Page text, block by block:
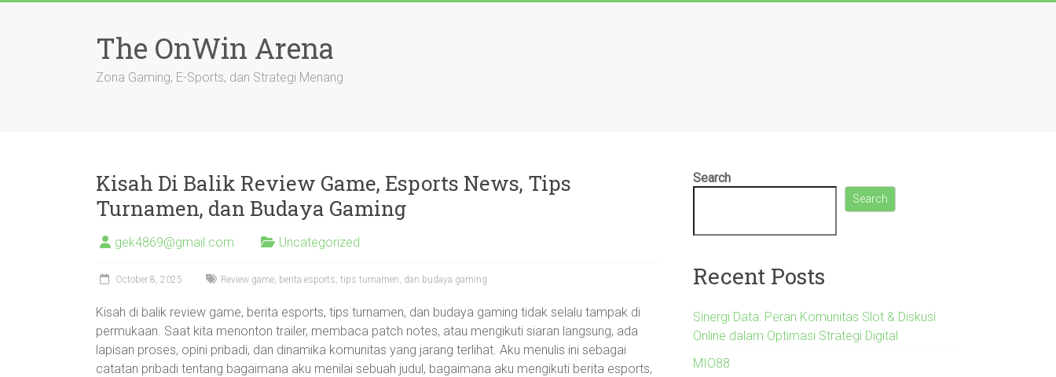
The OnWin Arena
Zona Gaming, E-Sports, dan Strategi Menang
Kisah Di Balik Review Game, Esports News, Tips
Turnamen, dan Budaya Gaming
gek4869@gmail.com Uncategorized
October 8, 2025 Review game, berita esports, tips turnamen, dan budaya gaming
Kisah di balik review game, berita esports, tips turnamen, dan budaya gaming tidak selalu tampak di
permukaan. Saat kita menonton trailer, membaca patch notes, atau mengikuti siaran langsung, ada
lapisan proses, opini pribadi, dan dinamika komunitas yang jarang terlihat. Aku menulis ini sebagai
catatan pribadi tentang bagaimana aku menilai sebuah judul, bagaimana aku mengikuti berita esports,
Search
Search
Recent Posts
Sinergi Data: Peran Komunitas Slot & Diskusi
Online dalam Optimasi Strategi Digital
MIO88